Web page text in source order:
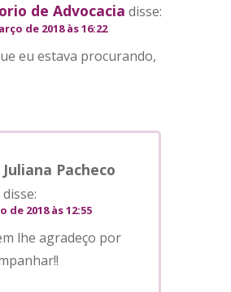
de Advocacia disse:
de 2018 às 16:22
eu estava procurando,
Juliana Pacheco
disse:
de 2018 às 12:55
lhe agradeço por